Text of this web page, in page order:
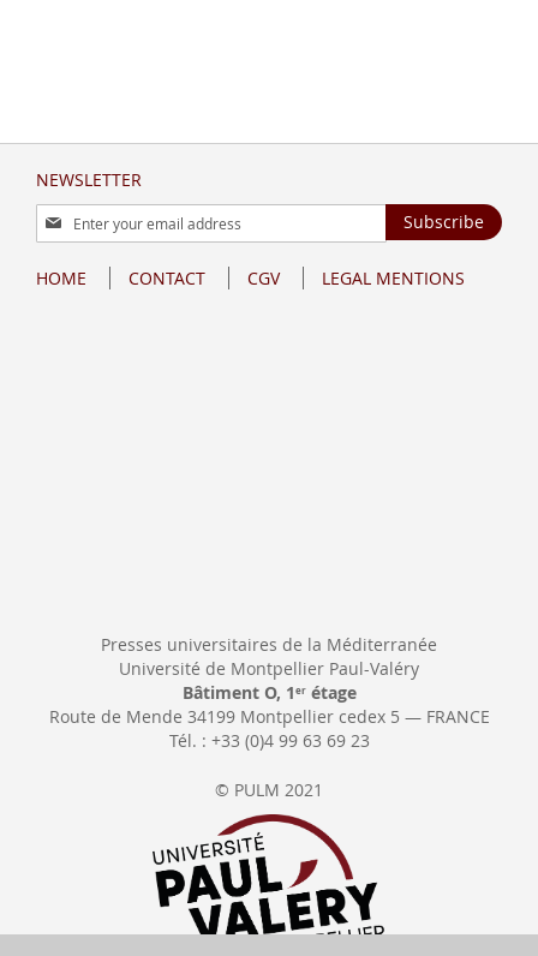
NEWSLETTER
Sign
Up
Our
Subscribe
HOME CONTACT CGV LEGAL MENTIONS
Presses universitaires de la Méditerranée
Université de Montpellier Paul-Valéry
Bâtiment O, 1 erétage
Route de Mende 34199 Montpellier cedex 5 — FRANCE
Tél. : +33 (0)4 99 63 69 23
© PULM 2021